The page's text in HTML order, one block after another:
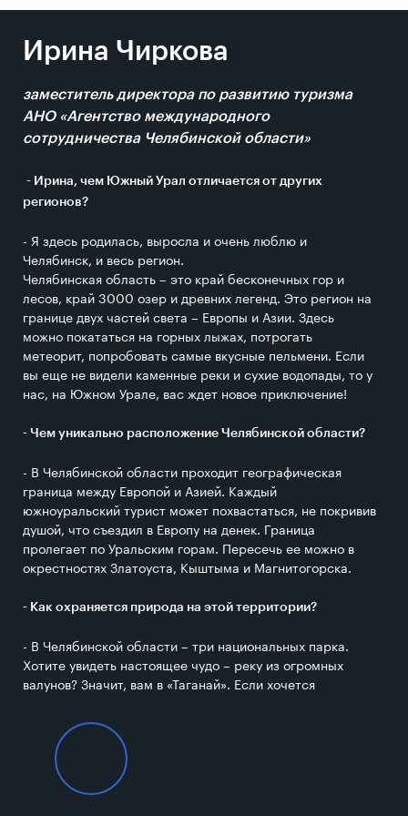
Ирина Чиркова
заместитель директора по развитию туризма
АНО «Агентство международного
сотрудничества Челябинской области»
- Ирина, чем Южный Урал отличается от других
регионов?
- Я здесь родилась, выросла и очень люблю и
Челябинск, и весь регион.
Челябинская область – это край бесконечных гор и
лесов, край 3000 озер и древних легенд. Это регион на
границе двух частей света – Европы и Азии. Здесь
можно покататься на горных лыжах, потрогать
метеорит, попробовать самые вкусные пельмени. Если
вы еще не видели каменные реки и сухие водопады, то у
нас, на Южном Урале, вас ждет новое приключение!
- Чем уникально расположение Челябинской области?
- В Челябинской области проходит географическая
граница между Европой и Азией. Каждый
южноуральский турист может похвастаться, не покривив
душой, что съездил в Европу на денек. Граница
пролегает по Уральским горам. Пересечь ее можно в
окрестностях Златоуста, Кыштыма и Магнитогорска.
- Как охраняется природа на этой территории?
- В Челябинской области – три национальных парка.
Хотите увидеть настоящее чудо – реку из огромных
валунов? Значит, вам в «Таганай». Если хочется
отправляться в «Зюраткуль». А нехоженые тропы,
дремучие леса и болота ждут вас в «Зигальге».
- А почему область называют краем трех тысяч озер?